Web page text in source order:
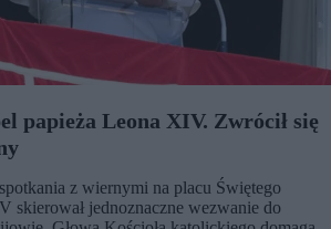
papieża Leona XIV. Zwrócił się
z wiernymi na placu Świętego
skierował jednoznaczne wezwanie do